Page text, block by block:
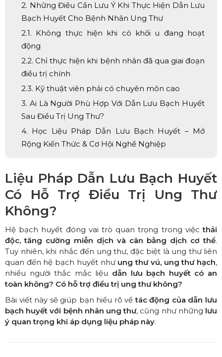
2. Những Điều Cần Lưu Ý Khi Thực Hiện Dẫn Lưu
Bạch Huyết Cho Bệnh Nhân Ung Thư
2.1. Không thực hiện khi có khối u đang hoạt
động
2.2. Chỉ thực hiện khi bệnh nhân đã qua giai đoạn
điều trị chính
2.3. Kỹ thuật viên phải có chuyên môn cao
3. Ai Là Người Phù Hợp Với Dẫn Lưu Bạch Huyết
Sau Điều Trị Ung Thư?
4. Học Liệu Pháp Dẫn Lưu Bạch Huyết – Mở
Rộng Kiến Thức & Cơ Hội Nghề Nghiệp
Liệu Pháp Dẫn Lưu Bạch Huyết
Có Hỗ Trợ Điều Trị Ung Thư
Không?
Hệ bạch huyết đóng vai trò quan trọng trong việcthải
độc, tăng cường miễn dịch và cân bằng dịch cơ thể.
Tuy nhiên, khi nhắc đến ung thư, đặc biệt là ung thư liên
quan đến hệ bạch huyết như ung thư vú, ung thư hạch,
nhiều người thắc mắc liệu dẫn lưu bạch huyết có an
toàn không? Có hỗ trợ điều trị ung thư không?
Bài viết này sẽ giúp bạn hiểu rõ vềtác động của dẫn lưu
bạch huyết với bệnh nhân ung thư, cũng như những lưu
ý quan trọng khi áp dụng liệu pháp này.